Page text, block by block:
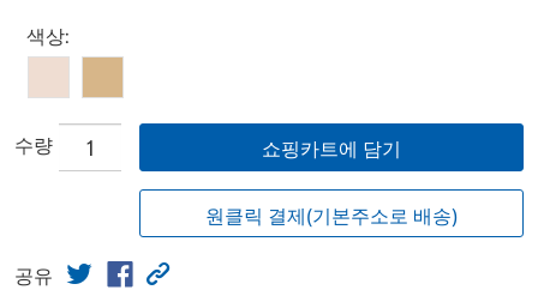
Select product
색상:
수량 쇼핑카트에 담기
원클릭 결제(기본주소로 배송)
공유